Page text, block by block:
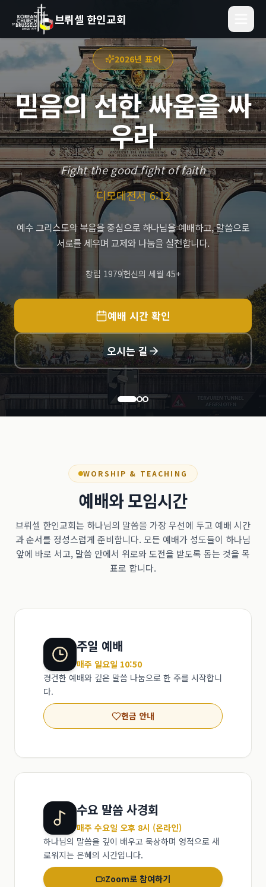
브뤼셀 한인교회
2026년 표어
믿음의 선한 싸움을 싸
우라
Fight the good fight of faith
디모데전서 6:12
예수 그리스도의 복음을 중심으로 하나님을 예배하고, 말씀으로
서로를 세우며 교제와 나눔을 실천합니다.
창립 1979헌신의 세월 45+
예배 시간 확인
오시는 길
WORSHIP & TEACHING
예배와 모임시간
브뤼셀 한인교회는 하나님의 말씀을 가장 우선에 두고 예배 시간
과 순서를 정성스럽게 준비합니다. 모든 예배가 성도들이 하나님
앞에 바로 서고, 말씀 안에서 위로와 도전을 받도록 돕는 것을 목
표로 합니다.
주일 예배
매주 일요일 10:50
경건한 예배와 깊은 말씀 나눔으로 한 주를 시작합니
다.
헌금 안내
수요 말씀 사경회
매주 수요일 오후 8시 (온라인)
하나님의 말씀을 깊이 배우고 묵상하며 영적으로 새
로워지는 은혜의 시간입니다.
Zoom로 참여하기